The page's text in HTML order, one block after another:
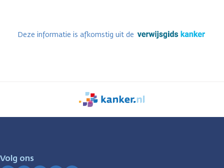
Deze informatie is afkomstig uit de
We
zijn
Volg ons